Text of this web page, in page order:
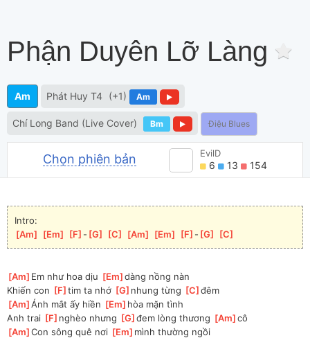
Phận Duyên Lỡ Làng
Am Phát Huy T4 (+1) Am
Chí Long Band (Live Cover) Bm Điệu Blues
Chọn phiên bản EvilD
6 13 154
Intro:
[Am [Em [F ]- [G [C [Am [Em [F ]- [G [C
[Am ]Em như hoa dịu [Em ]
dàng nồng nàn
Khiến con [F ]tim ta nhớ [G ]nhung từng [C ]
đêm
[Am ]
Ánh mắt ấy hiền [Em ]hòa mặn tình
Anh trai [F ]nghèo nhưng [G ]
đem lòng thương [Am ]
cô
[Am ]
Con sông quê nơi [Em ]mình thường ngồi